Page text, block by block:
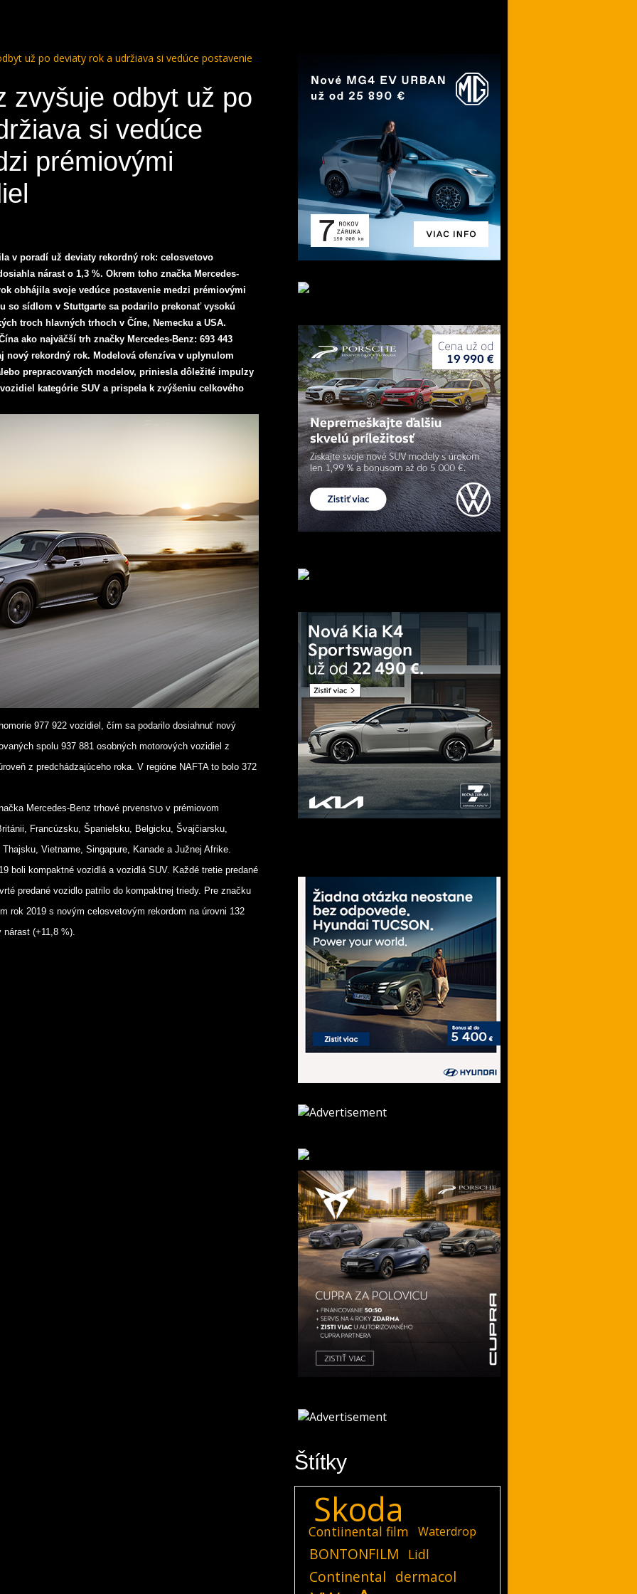
už po deviaty rok a udržiava si vedúce postavenie
zvyšuje odbyt už po
si vedúce
prémiovými
v poradí už deviaty rekordný rok: celosvetovo
nárast o 1,3 %. Okrem toho značka Mercedes-
obhájila svoje vedúce postavenie medzi prémiovými
so sídlom v Stuttgarte sa podarilo prekonať vysokú
troch hlavných trhoch v Číne, Nemecku a USA.
ako najväčší trh značky Mercedes-Benz: 693 443
nový rekordný rok. Modelová ofenzíva v uplynulom
prepracovaných modelov, priniesla dôležité impulzy
kategórie SUV a prispela k zvýšeniu celkového
977 922 vozidiel, čím sa podarilo dosiahnuť nový
spolu 937 881 osobných motorových vozidiel z
z predchádzajúceho roka. V regióne NAFTA to bolo 372
Mercedes-Benz trhové prvenstvo v prémiovom
Francúzsku, Španielsku, Belgicku, Švajčiarsku,
Vietname, Singapure, Kanade a Južnej Afrike.
boli kompaktné vozidlá a vozidlá SUV. Každé tretie predané
predané vozidlo patrilo do kompaktnej triedy. Pre značku
rok 2019 s novým celosvetovým rekordom na úrovni 132
(+11,8 %).
Štítky
Skoda
Contiinental film Waterdrop
BONTONFILM Lidl
Continental dermacol